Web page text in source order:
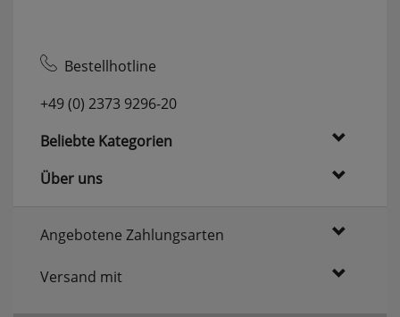
Bestellhotline
+49 (0) 2373 9296-20
Beliebte Kategorien
Über uns
Angebotene Zahlungsarten
Versand mit